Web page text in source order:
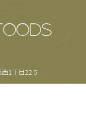
1丁目22-5